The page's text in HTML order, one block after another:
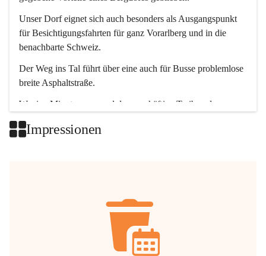
Unser Dorf eignet sich auch besonders als Ausgangspunkt
für Besichtigungsfahrten für ganz Vorarlberg und in die
benachbarte Schweiz.
Der Weg ins Tal führt über eine auch für Busse problemlose
breite Asphaltstraße.
Wenige Minuten nur, und das geschäftige Treiben der
Impressionen